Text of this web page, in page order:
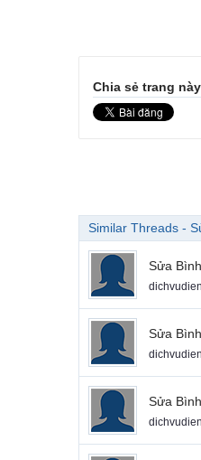
Chia sẻ trang này
Similar Threads -
Sửa
Sửa
Sửa